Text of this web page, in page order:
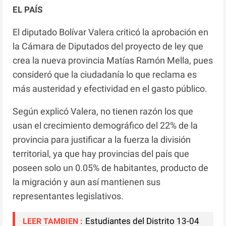
EL PAÍS
El diputado Bolívar Valera criticó la aprobación en
la Cámara de Diputados del proyecto de ley que
crea la nueva provincia Matías Ramón Mella, pues
consideró que la ciudadanía lo que reclama es
más austeridad y efectividad en el gasto público.
Según explicó Valera, no tienen razón los que
usan el crecimiento demográfico del 22% de la
provincia para justificar a la fuerza la división
territorial, ya que hay provincias del país que
poseen solo un 0.05% de habitantes, producto de
la migración y aun así mantienen sus
representantes legislativos.
LEER TAMBIEN : Estudiantes del Distrito 13-04